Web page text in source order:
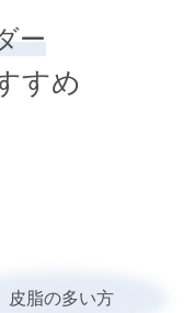
ー
すめ
皮脂の多い方